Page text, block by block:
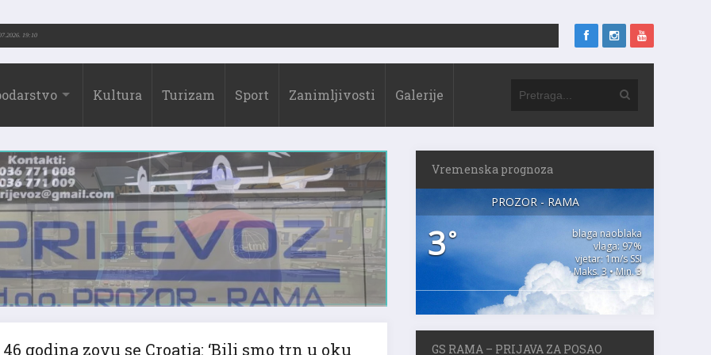
2026.) 31.07.2026. 19:10
Kultura Turizam Sport Zanimljivosti Galerije
46 godina zovu se Croatia: ‘Bili smo trn u oku
Vremenska prognoza
PROZOR - RAMA
3°
blaga naoblaka
vlaga: 97%
vjetar: 1m/s SSI
Maks. 3 • Min. 3
GS RAMA – PRIJAVA ZA POSAO